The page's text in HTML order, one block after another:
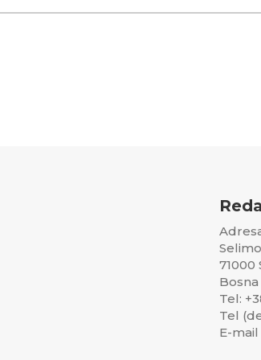
71000
Tel:
Tel
E-